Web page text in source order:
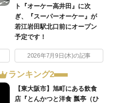
ト『オーケー高井田』に次
ぎ、『スーパーオーケー』が
若江岩田駅北口前にオープン
予定です！
2026年7月9日(木)の記事
ランキング2
【東大阪市】旭町にある飲食
店『とんかつと洋食 瓢亭（ひ